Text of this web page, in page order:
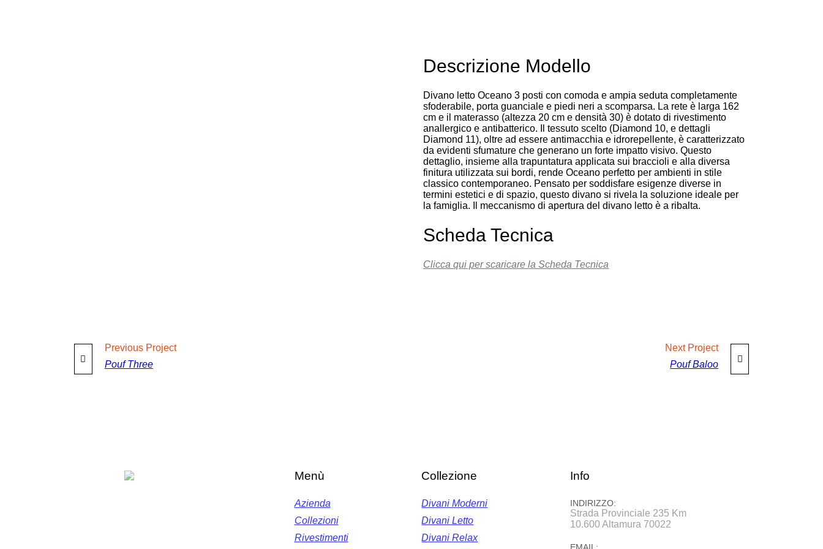
Descrizione Modello
Divano letto Oceano 3 posti con comoda e ampia seduta completamente
sfoderabile, porta guanciale e piedi neri a scomparsa. La rete è larga 162
cm e il materasso (altezza 20 cm e densità 30) è dotato di rivestimento
anallergico e antibatterico. Il tessuto scelto (Diamond 10, e dettagli
Diamond 11), oltre ad essere antimacchia e idrorepellente, è caratterizzato
da evidenti sfumature che generano un forte impatto visivo. Questo
dettaglio, insieme alla trapuntatura applicata sui braccioli e alla diversa
finitura utilizzata sui bordi, rende Oceano perfetto per ambienti in stile
classico contemporaneo. Pensato per soddisfare esigenze diverse in
termini estetici e di spazio, questo divano si rivela la soluzione ideale per
la famiglia. Il meccanismo di apertura del divano letto è a ribalta.
Scheda Tecnica
Clicca qui per scaricare la Scheda Tecnica
PreviousProject
Pouf Three
NextProject
Pouf Baloo
Menù
Azienda
Collezioni
Rivestimenti
Collezione
Divani Moderni
Divani Letto
Divani Relax
Info
INDIRIZZO:
Strada Provinciale 235 Km
10.600 Altamura 70022